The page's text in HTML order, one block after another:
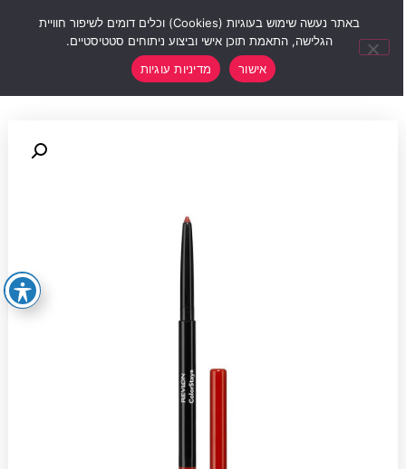
באתר נעשה שימוש בעוגיות (Cookies) וכלים דומים לשיפור חוויית
הגלישה, התאמת תוכן אישי וביצוע ניתוחים סטטיסטיים.
אישור
מדיניות עוגיות